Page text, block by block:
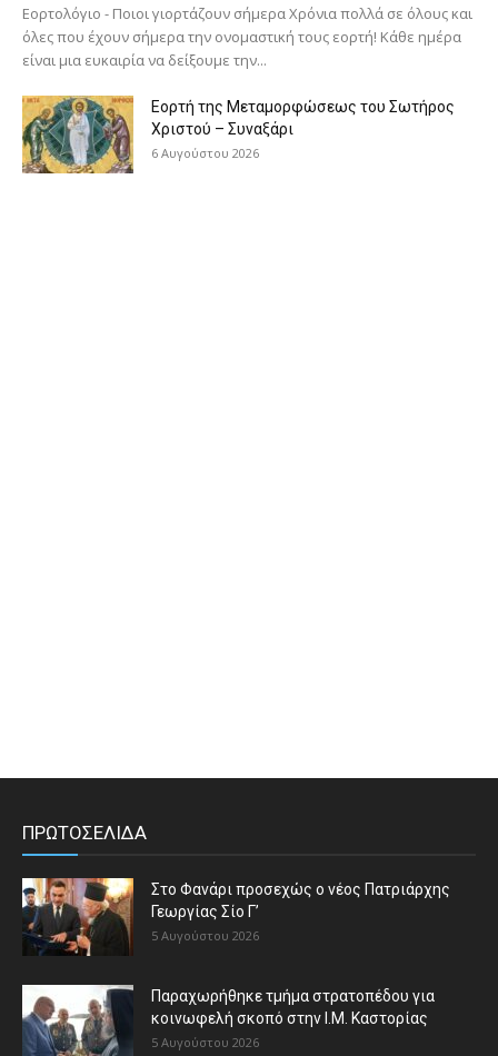
Εορτολόγιο - Ποιοι γιορτάζουν σήμερα Χρόνια πολλά σε όλους και
όλες που έχουν σήμερα την ονομαστική τους εορτή! Κάθε ημέρα
είναι μια ευκαιρία να δείξουμε την...
Εορτή της Μεταμορφώσεως του Σωτήρος
Χριστού – Συναξάρι
6 Αυγούστου 2026
ΠΡΩΤΟΣΕΛΙΔΑ
Στο Φανάρι προσεχώς ο νέος Πατριάρχης
Γεωργίας Σίο Γ’
5 Αυγούστου 2026
Παραχωρήθηκε τμήμα στρατοπέδου για
κοινωφελή σκοπό στην Ι.Μ. Καστορίας
5 Αυγούστου 2026